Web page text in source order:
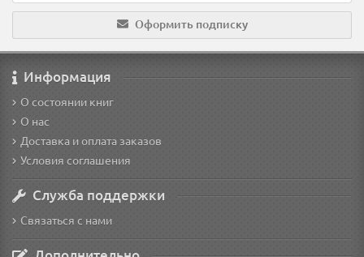
Оформить подписку
Информация
О состоянии книг
О нас
Доставка и оплата заказов
Условия соглашения
Служба поддержки
Связаться с нами